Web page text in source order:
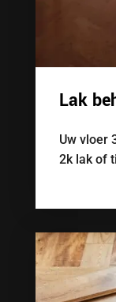
Lak
Uw vloer
2k lak of